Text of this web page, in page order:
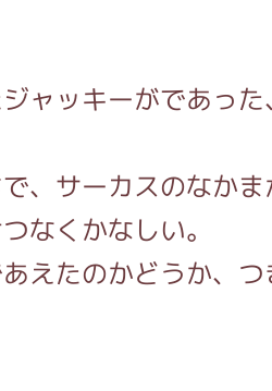
ャッキーがであっ
、サーカスのなか
なくかなしい。
えたのかどうか、